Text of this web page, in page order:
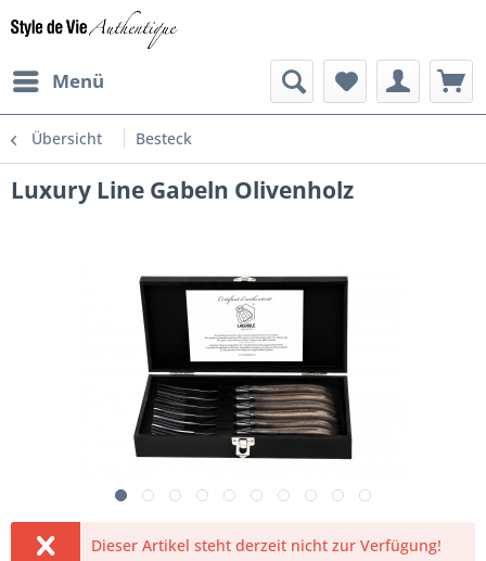
Menü
Übersicht Besteck
Luxury Line Gabeln Olivenholz
Dieser Artikel steht derzeit nicht zur Verfügung!